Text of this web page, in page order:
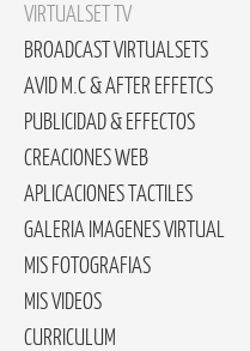
VIRTUALSET TV
BROADCAST VIRTUALSETS
AVID M.C & AFTER EFFETCS
PUBLICIDAD & EFFECTOS
CREACIONES WEB
APLICACIONES TACTILES
GALERIA IMAGENES VIRTUAL
MIS FOTOGRAFIAS
MIS VIDEOS
CURRICULUM